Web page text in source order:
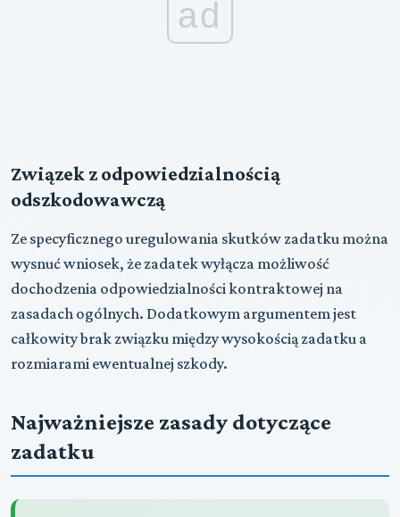
ad
Związek z odpowiedzialnością
odszkodowawczą
Ze specyficznego uregulowania skutków zadatku można
wysnuć wniosek, że zadatek wyłącza możliwość
dochodzenia odpowiedzialności kontraktowej na
zasadach ogólnych. Dodatkowym argumentem jest
całkowity brak związku między wysokością zadatku a
rozmiarami ewentualnej szkody.
Najważniejsze zasady dotyczące
zadatku